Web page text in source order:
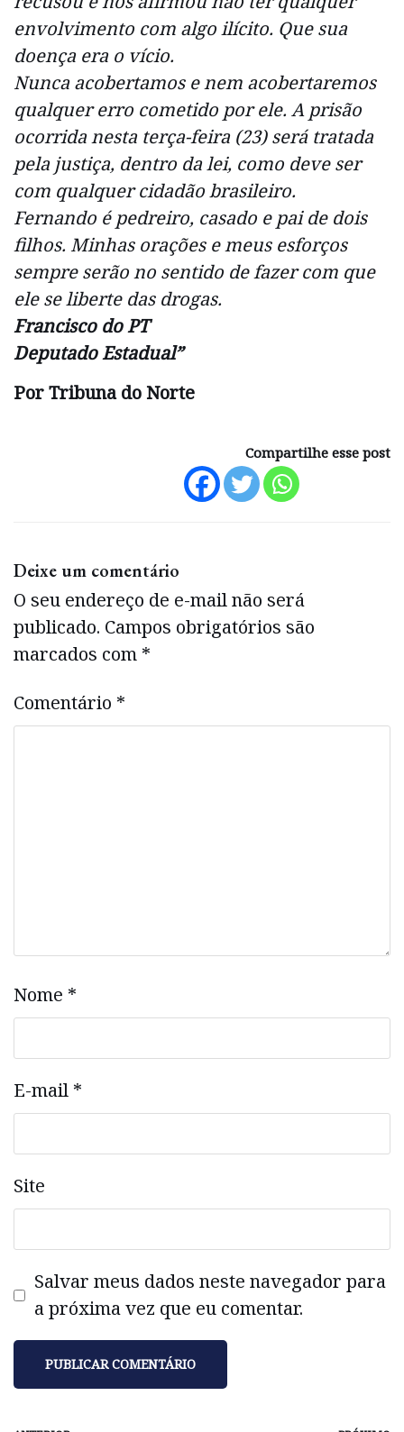
envolvimento com algo ilícito. Que sua
doença era o vício.
Nunca acobertamos e nem acobertaremos
qualquer erro cometido por ele. A prisão
ocorrida nesta terça-feira (23) será tratada
pela justiça, dentro da lei, como deve ser
com qualquer cidadão brasileiro.
Fernando é pedreiro, casado e pai de dois
filhos. Minhas orações e meus esforços
sempre serão no sentido de fazer com que
ele se liberte das drogas.
Francisco do PT
Deputado Estadual”
Por Tribuna do Norte
Compartilhe esse post
Deixe um comentário
O seu endereço de e-mail não será
publicado. Campos obrigatórios são
marcados com *
Comentário *
Nome *
E-mail *
Site
Salvar meus dados neste navegador para
a próxima vez que eu comentar.